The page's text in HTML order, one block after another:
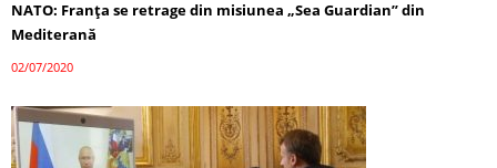
NATO: Franța se retrage din misiunea „Sea Guardian” din
Mediterană
02/07/2020